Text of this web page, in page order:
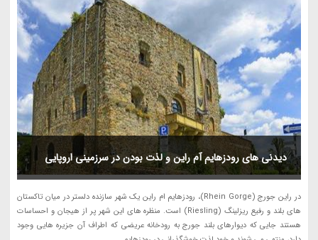
دیدنی های رودزهایم آم راین و لذت بودن در سرزمینی اروپایی
در راین جورج (Rhein Gorge)، رودزهایم ام راین یک شهر سازنده دلستر در میان تاکستان
های بلند و رفیع ریزلینگ (Riesling) است. منظره های این شهر پر از هیجان و احساسات
هستند جایی که دیوارهای بلند جورج به رودخانه عریضی که اطراف آن جزیره هایی وجود